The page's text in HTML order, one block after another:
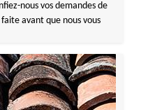
nous vos demandes de
avant que nous vous